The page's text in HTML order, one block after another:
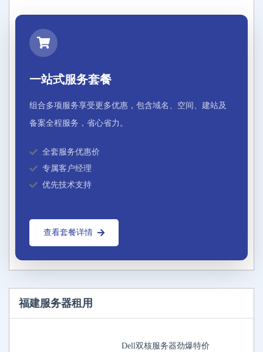
一站式服务套餐
组合多项服务享受更多优惠，包含域名、空间、建站及
备案全程服务，省心省力。
全套服务优惠价
专属客户经理
优先技术支持
查看套餐详情
福建服务器租用
Dell双核服务器劲爆特价